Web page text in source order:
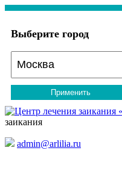
Выберите город
Применить
заикания
admin@arlilia.ru